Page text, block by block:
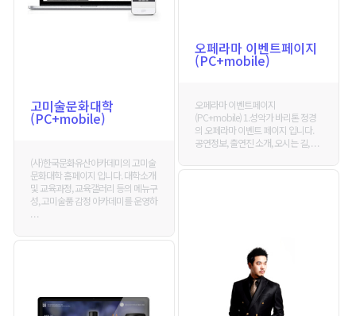
고미술문화대학
(PC+mobile)
(사)한국문화유산아카데미의 고미술
문화대학 홈페이지 입니다. 대학소개
및 교육과정, 교육갤러리 등의 메뉴구
성, 고미술품 감정 아카데미를 운영하
. . .
오페라마 이벤트페이지
(PC+mobile)
오페라마 이벤트페이지
(PC+mobile) 1.성악가 바리톤 정경
의 오페라마 이벤트 페이지 입니다.
공연정보, 출연진 소개, 오시는 길, . . .